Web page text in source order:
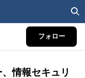
フォロー
情報セキュリ